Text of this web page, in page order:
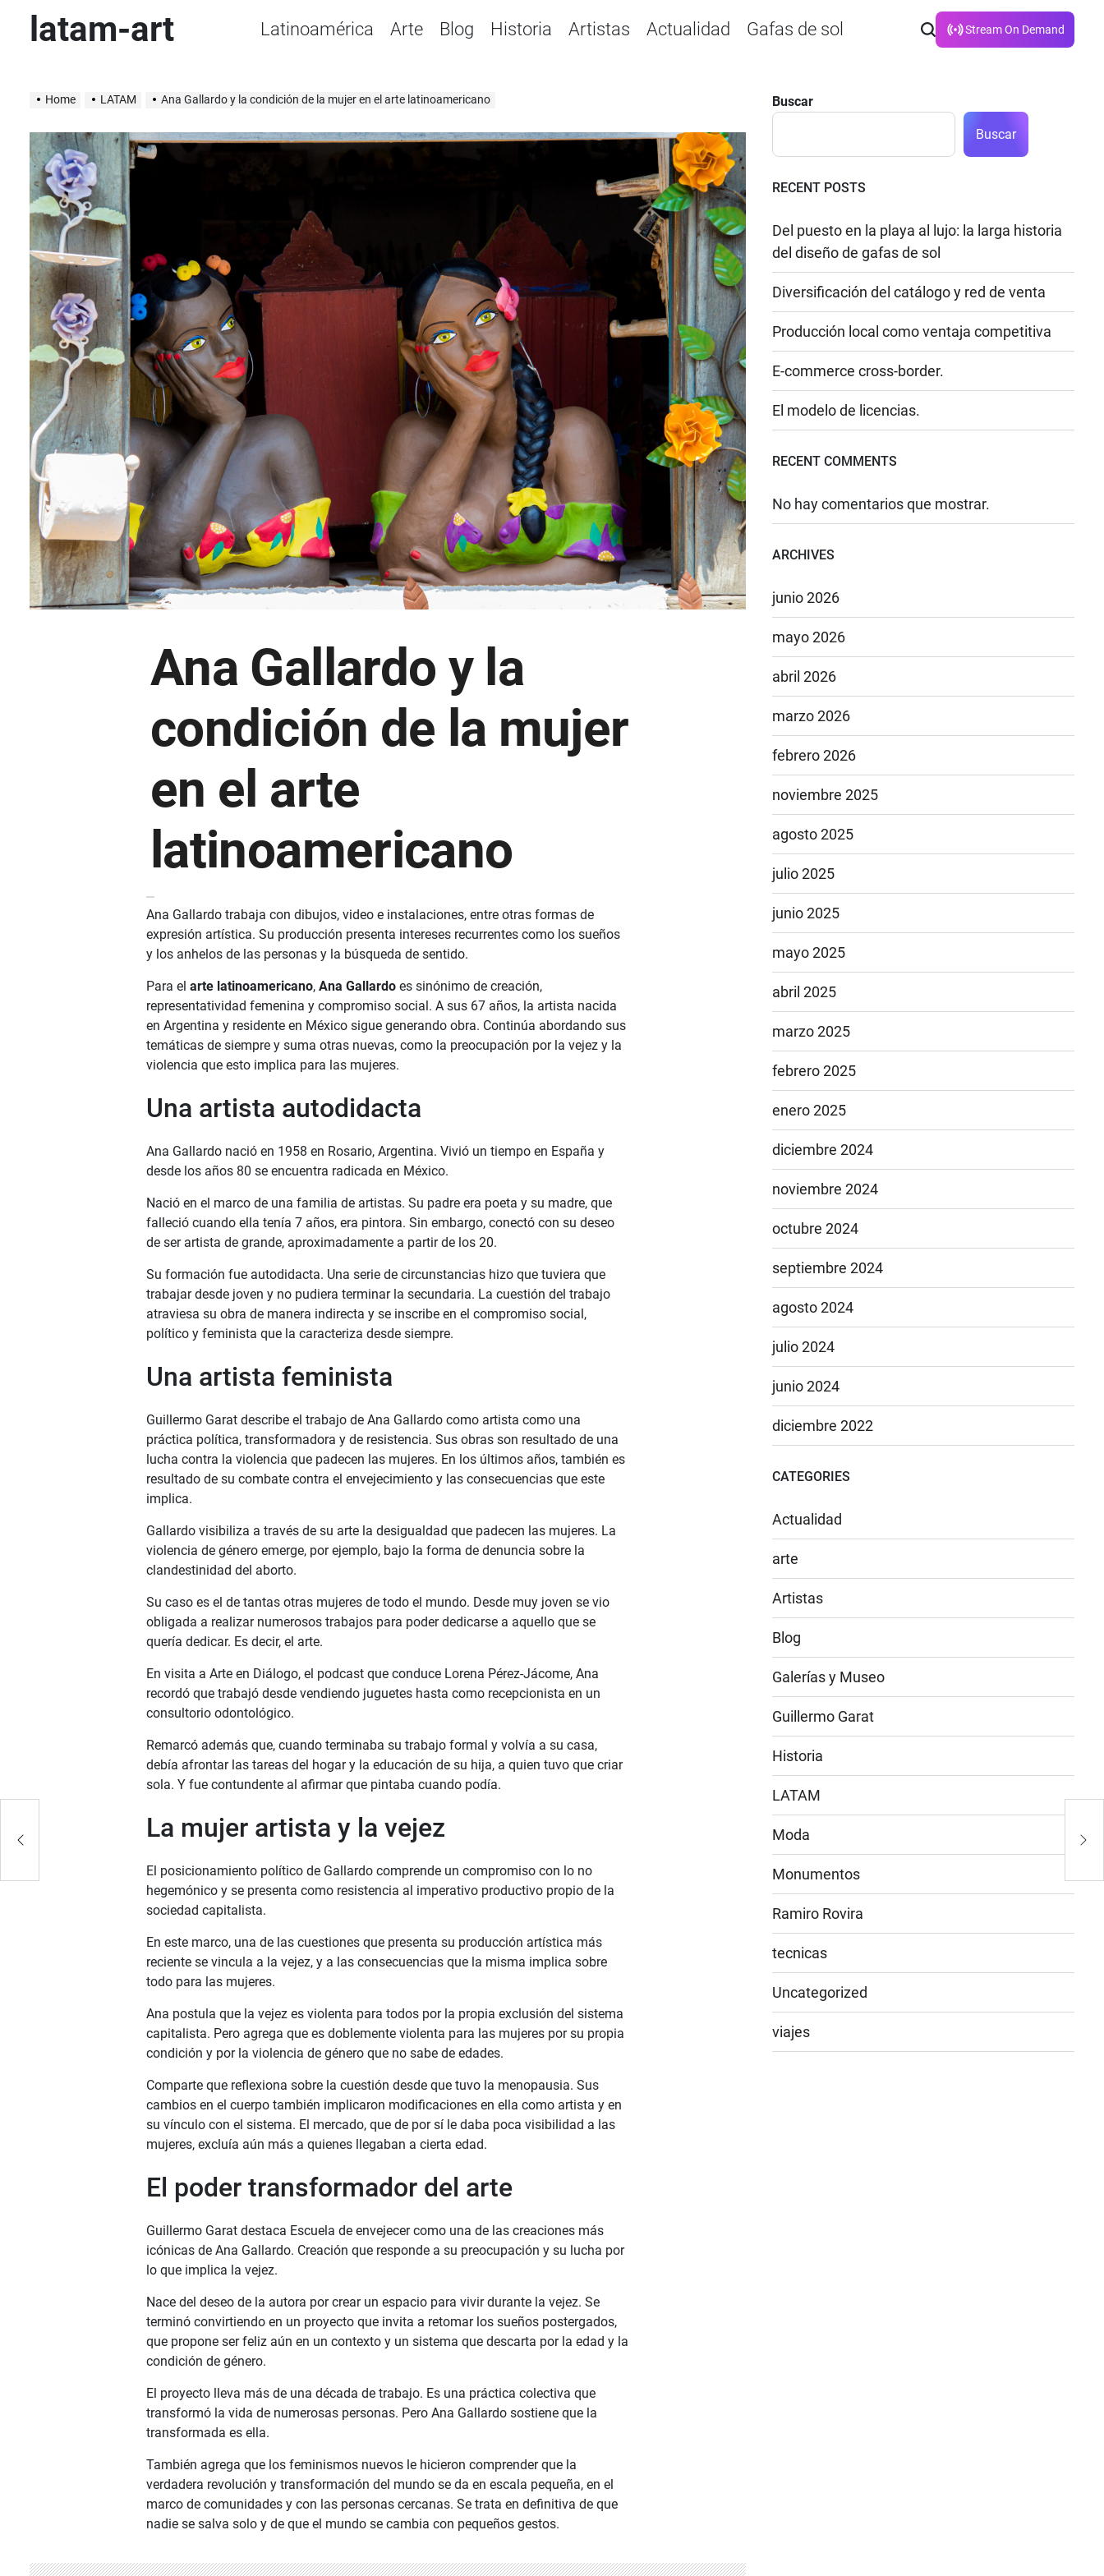
latam-art Latinoamérica Arte Blog Historia Artistas Actualidad Gafas de sol Stream On Demand
Home LATAM Ana Gallardo y la condición de la mujer en el arte latinoamericano
Ana Gallardo y la
condición de la mujer
en el arte
latinoamericano
Ana Gallardo trabaja con dibujos, video e instalaciones, entre otras formas de
expresión artística. Su producción presenta intereses recurrentes como los sueños
y los anhelos de las personas y la búsqueda de sentido.
Para el arte latinoamericano, Ana Gallardo es sinónimo de creación,
representatividad femenina y compromiso social. A sus 67 años, la artista nacida
en Argentina y residente en México sigue generando obra. Continúa abordando sus
temáticas de siempre y suma otras nuevas, como la preocupación por la vejez y la
violencia que esto implica para las mujeres.
Una artista autodidacta
Ana Gallardo nació en 1958 en Rosario, Argentina. Vivió un tiempo en España y
desde los años 80 se encuentra radicada en México.
Nació en el marco de una familia de artistas. Su padre era poeta y su madre, que
falleció cuando ella tenía 7 años, era pintora. Sin embargo, conectó con su deseo
de ser artista de grande, aproximadamente a partir de los 20.
Su formación fue autodidacta. Una serie de circunstancias hizo que tuviera que
trabajar desde joven y no pudiera terminar la secundaria. La cuestión del trabajo
atraviesa su obra de manera indirecta y se inscribe en el compromiso social,
político y feminista que la caracteriza desde siempre.
Una artista feminista
Guillermo Garat describe el trabajo de Ana Gallardo como artista como una
práctica política, transformadora y de resistencia. Sus obras son resultado de una
lucha contra la violencia que padecen las mujeres. En los últimos años, también es
resultado de su combate contra el envejecimiento y las consecuencias que este
implica.
Gallardo visibiliza a través de su arte la desigualdad que padecen las mujeres. La
violencia de género emerge, por ejemplo, bajo la forma de denuncia sobre la
clandestinidad del aborto.
Su caso es el de tantas otras mujeres de todo el mundo. Desde muy joven se vio
obligada a realizar numerosos trabajos para poder dedicarse a aquello que se
quería dedicar. Es decir, el arte.
En visita a Arte en Diálogo, el podcast que conduce Lorena Pérez-Jácome, Ana
recordó que trabajó desde vendiendo juguetes hasta como recepcionista en un
consultorio odontológico.
Remarcó además que, cuando terminaba su trabajo formal y volvía a su casa,
debía afrontar las tareas del hogar y la educación de su hija, a quien tuvo que criar
sola. Y fue contundente al afirmar que pintaba cuando podía.
La mujer artista y la vejez
El posicionamiento político de Gallardo comprende un compromiso con lo no
hegemónico y se presenta como resistencia al imperativo productivo propio de la
sociedad capitalista.
En este marco, una de las cuestiones que presenta su producción artística más
reciente se vincula a la vejez, y a las consecuencias que la misma implica sobre
todo para las mujeres.
Ana postula que la vejez es violenta para todos por la propia exclusión del sistema
capitalista. Pero agrega que es doblemente violenta para las mujeres por su propia
condición y por la violencia de género que no sabe de edades.
Comparte que reflexiona sobre la cuestión desde que tuvo la menopausia. Sus
cambios en el cuerpo también implicaron modificaciones en ella como artista y en
su vínculo con el sistema. El mercado, que de por sí le daba poca visibilidad a las
mujeres, excluía aún más a quienes llegaban a cierta edad.
El poder transformador del arte
Guillermo Garat destaca Escuela de envejecer como una de las creaciones más
icónicas de Ana Gallardo. Creación que responde a su preocupación y su lucha por
lo que implica la vejez.
Nace del deseo de la autora por crear un espacio para vivir durante la vejez. Se
terminó convirtiendo en un proyecto que invita a retomar los sueños postergados,
que propone ser feliz aún en un contexto y un sistema que descarta por la edad y la
condición de género.
El proyecto lleva más de una década de trabajo. Es una práctica colectiva que
transformó la vida de numerosas personas. Pero Ana Gallardo sostiene que la
transformada es ella.
También agrega que los feminismos nuevos le hicieron comprender que la
verdadera revolución y transformación del mundo se da en escala pequeña, en el
marco de comunidades y con las personas cercanas. Se trata en definitiva de que
nadie se salva solo y de que el mundo se cambia con pequeños gestos.
y
Buscar
Buscar
RECENT POSTS
Del puesto en la playa al lujo: la larga historia
del diseño de gafas de sol
Diversificación del catálogo y red de venta
Producción local como ventaja competitiva
E-commerce cross-border.
El modelo de licencias.
RECENT COMMENTS
No hay comentarios que mostrar.
ARCHIVES
junio 2026
mayo 2026
abril 2026
marzo 2026
febrero 2026
noviembre 2025
agosto 2025
julio 2025
junio 2025
mayo 2025
abril 2025
marzo 2025
febrero 2025
enero 2025
diciembre 2024
noviembre 2024
octubre 2024
septiembre 2024
agosto 2024
julio 2024
junio 2024
diciembre 2022
CATEGORIES
Actualidad
arte
Artistas
Blog
Galerías y Museo
Guillermo Garat
Historia
LATAM
Moda
Monumentos
Ramiro Rovira
tecnicas
Uncategorized
viajes